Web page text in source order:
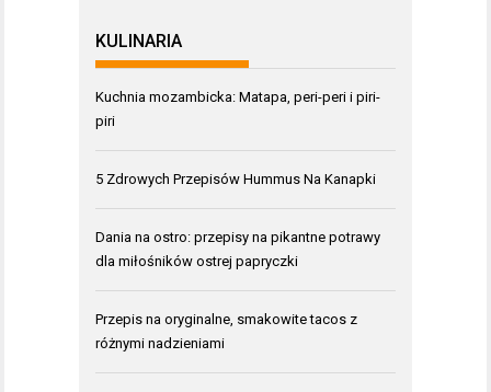
KULINARIA
Kuchnia mozambicka: Matapa, peri-peri i piri-
piri
5 Zdrowych Przepisów Hummus Na Kanapki
Dania na ostro: przepisy na pikantne potrawy
dla miłośników ostrej papryczki
Przepis na oryginalne, smakowite tacos z
różnymi nadzieniami